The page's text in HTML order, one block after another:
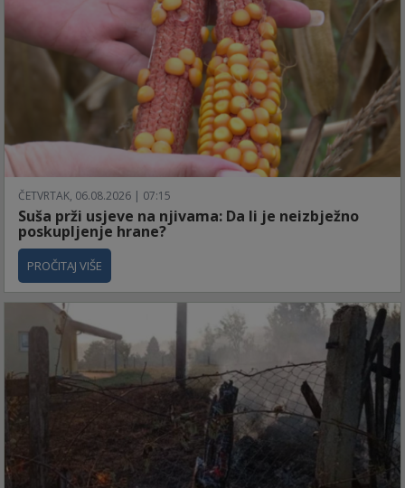
ČETVRTAK, 06.08.2026 | 07:15
Suša prži usjeve na njivama: Da li je neizbježno
poskupljenje hrane?
PROČITAJ VIŠE